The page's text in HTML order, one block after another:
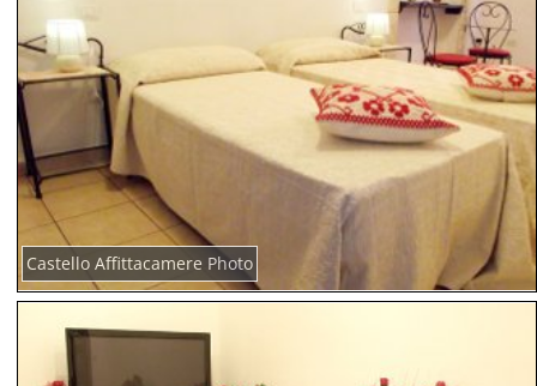
Castello Affittacamere Photo